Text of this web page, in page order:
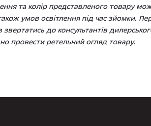
та колір представленого товару
умов освітлення під час зйомки.
звертатись до консультантів
провести ретельний огляд товару.